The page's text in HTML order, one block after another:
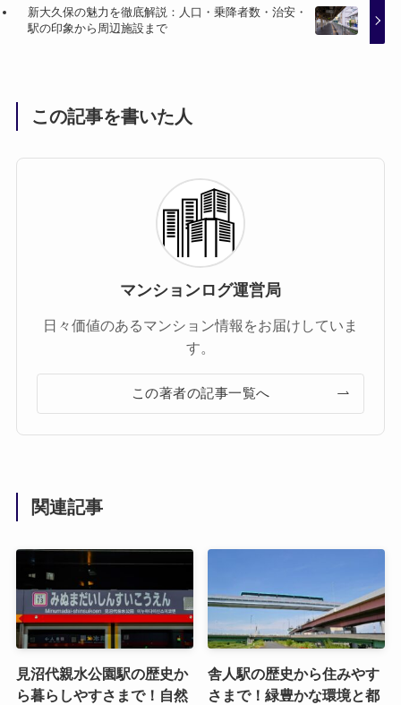
新大久保の魅力を徹底解説：人口・乗降者数・治安・
駅の印象から周辺施設まで
この記事を書いた人
マンションログ運営局
日々価値のあるマンション情報をお届けしていま
す。
この著者の記事一覧へ
関連記事
見沼代親水公園駅の歴史か
ら暮らしやすさまで！自然
舎人駅の歴史から住みやす
さまで！緑豊かな環境と都